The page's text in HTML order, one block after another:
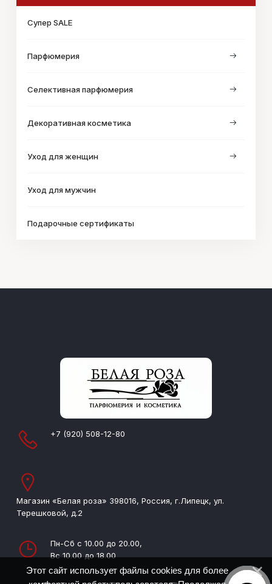
Супер SALE
Парфюмерия
Селективная парфюмерия
Декоративная косметика
Уход для женщин
Уход для мужчин
Подарочные сертификаты
+7 (920) 508-12-80
Магазин «Белая роза» 398016, Россия, г.Липецк, ул.
Терешковой, д.2
Пн-Сб с 10.00 до 20.00,
Вс 10.00 до 18.00
Этот сайт использует файлы cookies для более